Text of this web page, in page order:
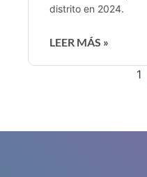
distrito en 2024.
LEER MÁS »
1